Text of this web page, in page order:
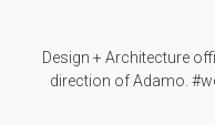
Design + Architecture
direction of Adamo.